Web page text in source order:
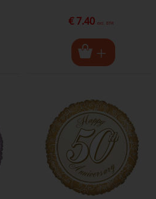
€ 7.40 excl. BTW